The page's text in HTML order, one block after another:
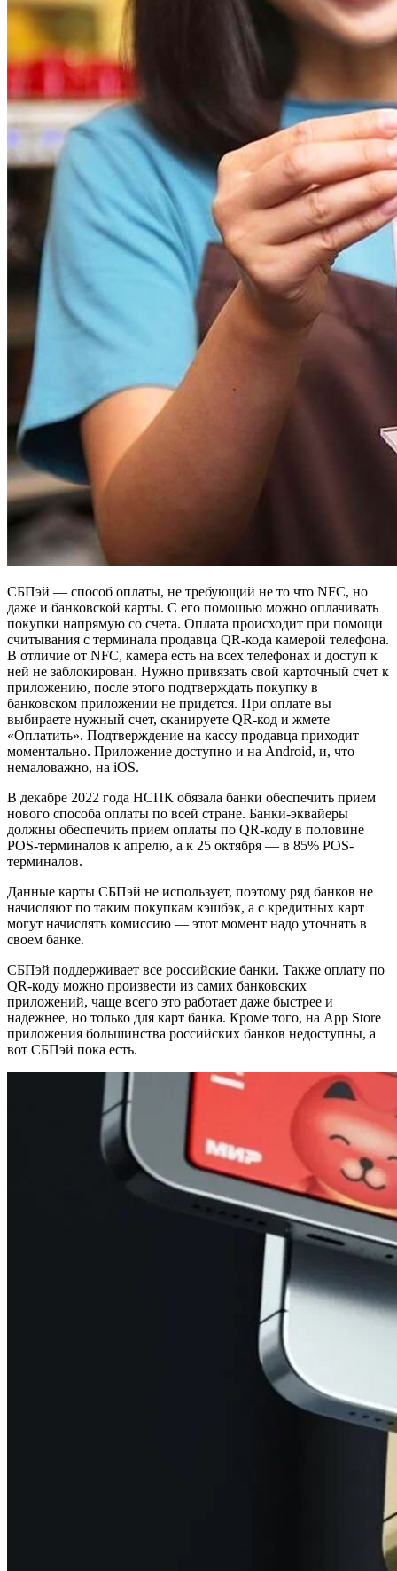
СБПэй — способ оплаты, не требующий не то что NFC, но
даже и банковской карты. С его помощью можно оплачивать
покупки напрямую со счета. Оплата происходит при помощи
считывания с терминала продавца QR-кода камерой телефона.
В отличие от NFC, камера есть на всех телефонах и доступ к
ней не заблокирован. Нужно привязать свой карточный счет к
приложению, после этого подтверждать покупку в
банковском приложении не придется. При оплате вы
выбираете нужный счет, сканируете QR-код и жмете
«Оплатить». Подтверждение на кассу продавца приходит
моментально. Приложение доступно и на Android, и, что
немаловажно, на iOS.
В декабре 2022 года НСПК обязала банки обеспечить прием
нового способа оплаты по всей стране. Банки-эквайеры
должны обеспечить прием оплаты по QR-коду в половине
POS-терминалов к апрелю, а к 25 октября — в 85% POS-
терминалов.
Данные карты СБПэй не использует, поэтому ряд банков не
начисляют по таким покупкам кэшбэк, а с кредитных карт
могут начислять комиссию — этот момент надо уточнять в
своем банке.
СБПэй поддерживает все российские банки. Также оплату по
QR-коду можно произвести из самих банковских
приложений, чаще всего это работает даже быстрее и
надежнее, но только для карт банка. Кроме того, на App Store
приложения большинства российских банков недоступны, а
вот СБПэй пока есть.